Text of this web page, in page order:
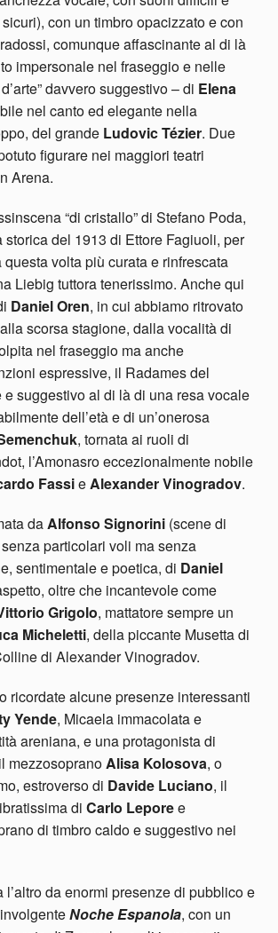
con un timbro opacizzato e con
comunque affascinante al di là
impersonale nel fraseggio e nelle
davvero suggestivo – di Elena
nel canto ed elegante nella
del grande Ludovic Tézier. Due
figurare nei maggiori teatri
Arena.
“di cristallo” di Stefano Poda,
del 1913 di Ettore Fagiuoli, per
questa volta più curata e rinfrescata
Liebig tuttora tenerissimo. Anche qui
Daniel Oren, in cui abbiamo ritrovato
scorsa stagione, dalla vocalità di
nel fraseggio ma anche
espressive, il Radames del
suggestivo al di là di una resa vocale
dell’età e di un’onerosa
, tornata ai ruoli di
l’Amonasro eccezionalmente nobile
FassieAlexander Vinogradov.
daAlfonso Signorini (scene di
particolari voli ma senza
sentimentale e poetica, di Daniel
oltre che incantevole come
Grigolo, mattatore sempre un
Micheletti, della piccante Musetta di
di Alexander Vinogradov.
ricordate alcune presenze interessanti
Yende, Micaela immacolata e
areniana, e una protagonista di
mezzosopranoAlisa Kolosova, o
estroverso di Davide Luciano, il
di Carlo Leporee
di timbro caldo e suggestivo nei
da enormi presenze di pubblico e
Noche Espanola, con un